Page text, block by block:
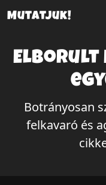
Mutatjuk!
Elborult
Botrányosan
felkavaró és